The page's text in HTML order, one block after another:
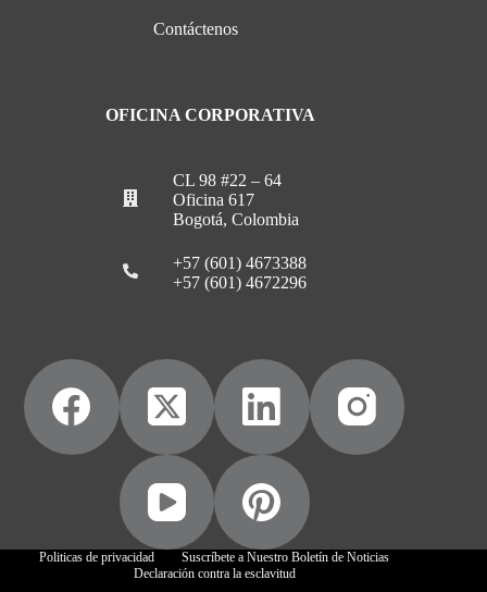
Contáctenos
OFICINA CORPORATIVA
CL 98 #22 – 64
Oficina 617
Bogotá, Colombia
+57 (601) 4673388
+57 (601) 4672296
Politicas de privacidad
Suscríbete a Nuestro Boletín de Noticias
Declaración contra la esclavitud